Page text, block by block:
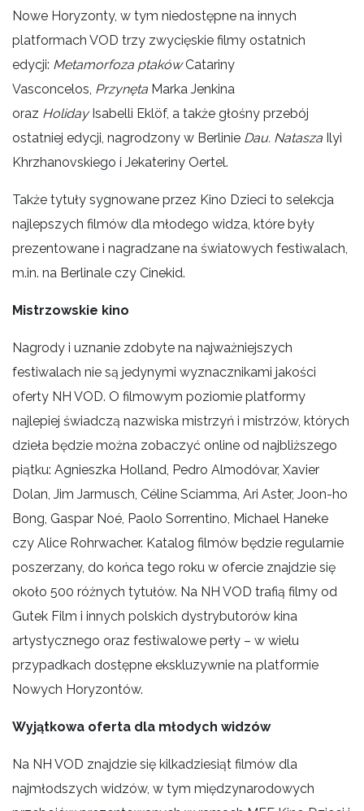
Nowe Horyzonty, w tym niedostępne na innych
platformach VOD trzy zwycięskie filmy ostatnich
edycji: Metamorfoza ptakówCatariny
Vasconcelos, Przynęta Marka Jenkina
oraz HolidayIsabelli Eklöf, a także głośny przebój
ostatniej edycji, nagrodzony w Berlinie Dau. Natasza Ilyi
Khrzhanovskiego i Jekateriny Oertel.
Także tytuły sygnowane przez Kino Dzieci to selekcja
najlepszych filmów dla młodego widza, które były
prezentowane i nagradzane na światowych festiwalach,
m.in. na Berlinale czy Cinekid.
Mistrzowskie kino
Nagrody i uznanie zdobyte na najważniejszych
festiwalach nie są jedynymi wyznacznikami jakości
oferty NH VOD. O filmowym poziomie platformy
najlepiej świadczą nazwiska mistrzyń i mistrzów, których
dzieła będzie można zobaczyć online od najbliższego
piątku: Agnieszka Holland, Pedro Almodóvar, Xavier
Dolan, Jim Jarmusch, Céline Sciamma, Ari Aster, Joon-ho
Bong, Gaspar Noé, Paolo Sorrentino, Michael Haneke
czy Alice Rohrwacher. Katalog filmów będzie regularnie
poszerzany, do końca tego roku w ofercie znajdzie się
około 500 różnych tytułów. Na NH VOD trafią filmy od
Gutek Film i innych polskich dystrybutorów kina
artystycznego oraz festiwalowe perły – w wielu
przypadkach dostępne ekskluzywnie na platformie
Nowych Horyzontów.
Wyjątkowa oferta dla młodych widzów
Na NH VOD znajdzie się kilkadziesiąt filmów dla
najmłodszych widzów, w tym międzynarodowych